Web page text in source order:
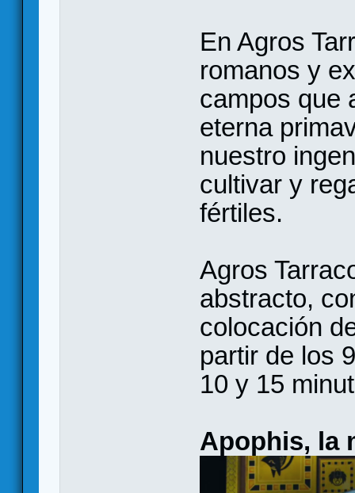
En Agros
romanos y
campos que
eterna
nuestro
cultivar y
fértiles.
Agros
abstracto,
colocación
partir de los
10 y 15
Apophis, la